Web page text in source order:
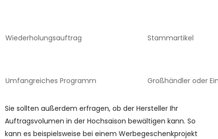
Wiederholungsauftrag Stammartikel
Umfangreiches Programm Großhändler oder
Sie sollten außerdem erfragen, ob der Hersteller Ihr
Auftragsvolumen in der Hochsaison bewältigen kann. So
kann es beispielsweise bei einem Werbegeschenkprojekt